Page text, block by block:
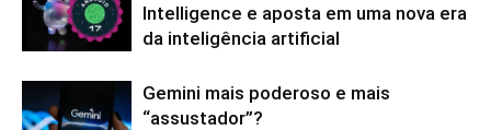
Intelligence e aposta em uma nova era
da inteligência artificial
Gemini mais poderoso e mais
“assustador”?